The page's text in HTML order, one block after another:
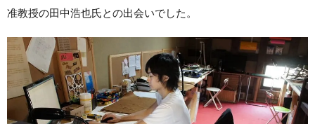
准教授の田中浩也氏との出会いでした。